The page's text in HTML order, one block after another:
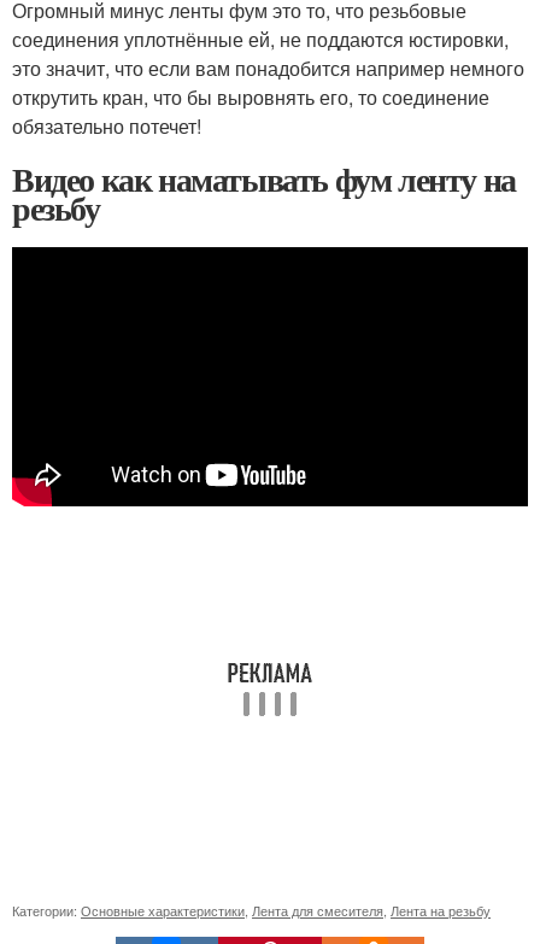
Огромный минус ленты фум это то, что резьбовые
соединения уплотнённые ей, не поддаются юстировки,
это значит, что если вам понадобится например немного
открутить кран, что бы выровнять его, то соединение
обязательно потечет!
Видео как наматывать фум ленту на
резьбу
Категории: Основные характеристики Лента для смесителя Лента на резьбу